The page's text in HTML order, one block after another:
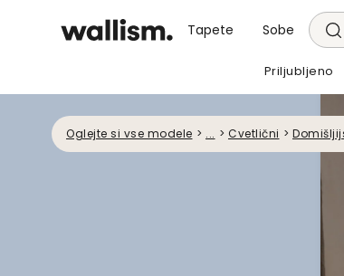
Tapete Sobe
Priljubljeno
Oglejte si vse modele > ... > Cvetlični >